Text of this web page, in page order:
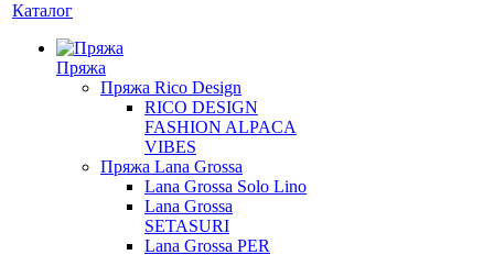
Каталог
Пряжа
Пряжа Rico Design
RICO DESIGN
FASHION ALPACA
VIBES
Пряжа Lana Grossa
Lana Grossa Solo Lino
Lana Grossa
SETASURI
Lana Grossa PER